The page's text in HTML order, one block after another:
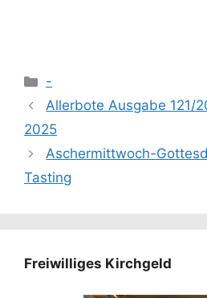
Kategorien
-
Allerbote Ausgabe 121/
2025
Aschermittwoch-
Tasting
Freiwilliges Kirchgeld